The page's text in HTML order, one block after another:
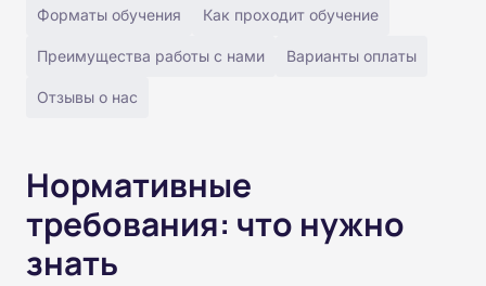
Форматы обучения Как проходит обучение
Преимущества работы с нами Варианты оплаты
Отзывы о нас
Нормативные
требования: что нужно
знать